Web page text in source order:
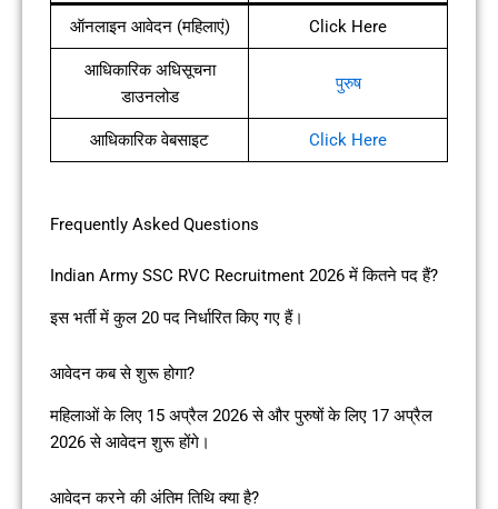
ऑनलाइन आवेदन (महिलाएं) Click Here
आधिकारिक अधिसूचना
डाउनलोड
पुरुष
आधिकारिक वेबसाइट Click Here
Frequently Asked Questions
Indian Army SSC RVC Recruitment 2026 में कितने पद हैं?
इस भर्ती में कुल 20 पद निर्धारित किए गए हैं।
आवेदन कब से शुरू होगा?
महिलाओं के लिए 15 अप्रैल 2026 से और पुरुषों के लिए 17 अप्रैल
2026 से आवेदन शुरू होंगे।
आवेदन करने की अंतिम तिथि क्या है?